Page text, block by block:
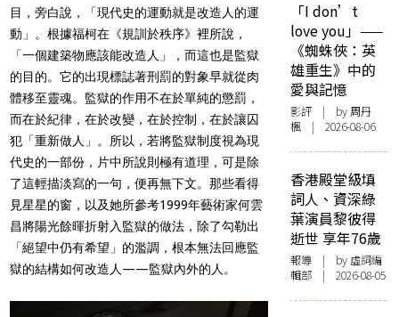
目，旁白說，「現代史的運動就是改造人的運
動」。根據福柯在《規訓於秩序》裡所說，
「一個建築物應該能改造人」，而這也是監獄
的目的。它的出現標誌著刑罰的對象早就從肉
體移至靈魂。監獄的作用不在於單純的懲罰，
而在於紀律，在於改變，在於控制，在於讓囚
犯「重新做人」。所以，若將監獄制度視為現
代史的一部份，片中所說則極有道理，可是除
了這輕描淡寫的一句，便再無下文。那些看得
見星星的窗，以及她所參考1999年藝術家何雲
昌將陽光餘暉折射入監獄的做法，除了勾勒出
「絕望中仍有希望」的濫調，根本無法回應監
獄的結構如何改造人——監獄內外的人。
「I don’t
love you」——
《蜘蛛俠：英
雄重生》中的
愛與記憶
影評 | by周丹
楓 | 2026-08-06
香港殿堂級填
詞人、資深綠
葉演員黎彼得
逝世 享年76歲
報導 | by 虛詞編
輯部 | 2026-08-05